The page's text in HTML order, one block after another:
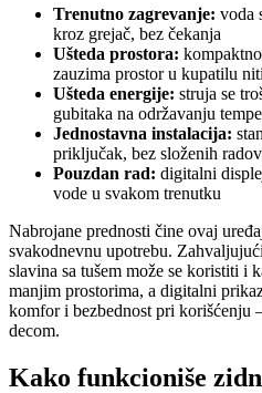
Trenutno zagrevanje: voda
kroz grejač, bez čekanja
Ušteda prostora:
zauzima prostor u kupatilu
Ušteda energije: struja se
gubitaka na održavanju
Jednostavna instalacija:
priključak, bez složenih
Pouzdan rad: digitalni
vode u svakom trenutku
Nabrojane prednosti čine ovaj
svakodnevnu upotrebu.
slavina sa tušem može se koristiti i
manjim prostorima, a digitalni
komfor i bezbednost pri korišćenju
decom.
Kako funkcioniše